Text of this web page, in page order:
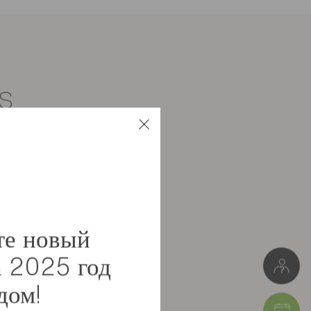
Длина 63 см * Высота 123 см * Глубина 48 см
Упаковка 1: 68 x 52 x 126 cm (74 кг)
новый
2025 год